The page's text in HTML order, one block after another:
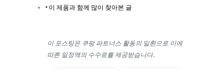
이 제품과 함께 많이 찾아본 글
이 포스팅은 쿠팡 파트너스 활동의 일환으로 이에
따른 일정액의 수수료를 제공받습니다.